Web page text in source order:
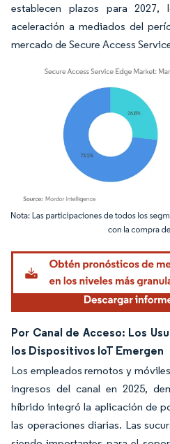
establecen plazos para
aceleración a mediados del
mercado de Secure Access
Imagen © Mordor Intelligence. El uso
Por Canal de Acceso: Los
los Dispositivos IoT Emergen
Los empleados remotos y
ingresos del canal en 2025,
híbrido integró la aplicación de
las operaciones diarias. Las